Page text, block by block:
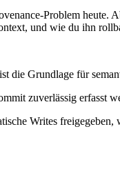
Problem heute.
und wie du ihn
Grundlage für
zuverlässig erfasst
Writes